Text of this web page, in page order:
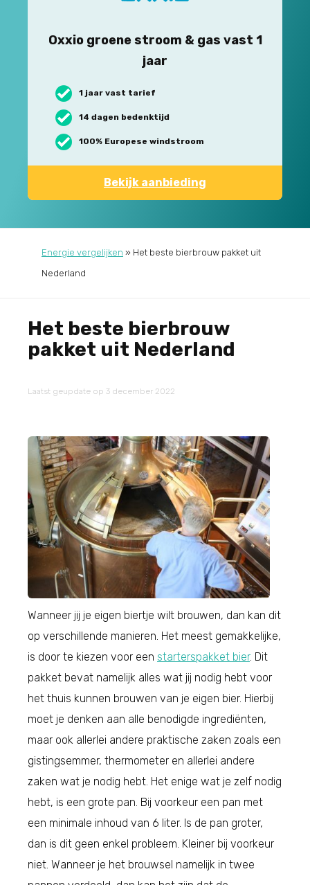
Oxxio groene stroom & gas vast 1
jaar
1 jaar vast tarief
14 dagen bedenktijd
100% Europese windstroom
Bekijk aanbieding
Energie vergelijken » Het beste bierbrouw pakket uit
Nederland
Het beste bierbrouw
pakket uit Nederland
Laatst geupdate op 3 december 2022
Wanneer jij je eigen biertje wilt brouwen, dan kan dit
op verschillende manieren. Het meest gemakkelijke,
is door te kiezen voor een starterspakket bier. Dit
pakket bevat namelijk alles wat jij nodig hebt voor
het thuis kunnen brouwen van je eigen bier. Hierbij
moet je denken aan alle benodigde ingrediënten,
maar ook allerlei andere praktische zaken zoals een
gistingsemmer, thermometer en allerlei andere
zaken wat je nodig hebt. Het enige wat je zelf nodig
hebt, is een grote pan. Bij voorkeur een pan met
een minimale inhoud van 6 liter. Is de pan groter,
dan is dit geen enkel probleem. Kleiner bij voorkeur
niet. Wanneer je het brouwsel namelijk in twee